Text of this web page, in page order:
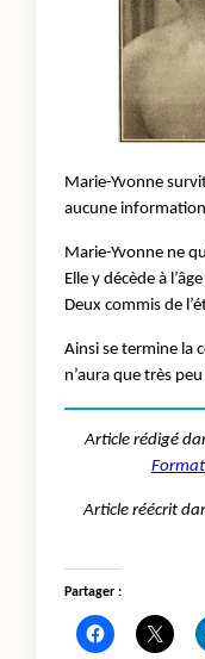
Marie-Yvonne
aucune
Marie-Yvonne ne
Elle y décède à
Deux commis de
Ainsi se termine la
n’aura que très
Article rédigé
Article réécrit
Partager :